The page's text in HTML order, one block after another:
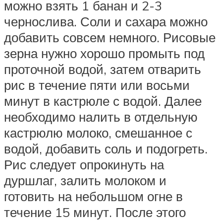
можно взять 1 банан и 2-3
чернослива. Соли и сахара можно
добавить совсем немного. Рисовые
зерна нужно хорошо промыть под
проточной водой, затем отварить
рис в течение пяти или восьми
минут в кастрюле с водой. Далее
необходимо налить в отдельную
кастрюлю молоко, смешанное с
водой, добавить соль и подогреть.
Рис следует опрокинуть на
дуршлаг, залить молоком и
готовить на небольшом огне в
течение 15 минут. После этого